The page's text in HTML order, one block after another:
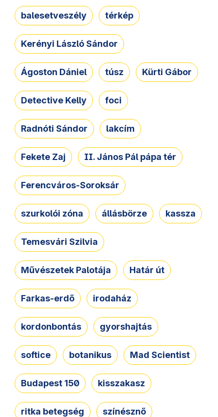
balesetveszély térkép
Kerényi László Sándor
Ágoston Dániel túsz Kürti Gábor
Detective Kelly foci
Radnóti Sándor lakcím
Fekete Zaj II. János Pál pápa tér
Ferencváros-Soroksár
szurkolói zóna állásbörze kassza
Temesvári Szilvia
Művészetek Palotája Határ út
Farkas-erdő irodaház
kordonbontás gyorshajtás
softice botanikus Mad Scientist
Budapest 150 kisszakasz
ritka betegség színésznő